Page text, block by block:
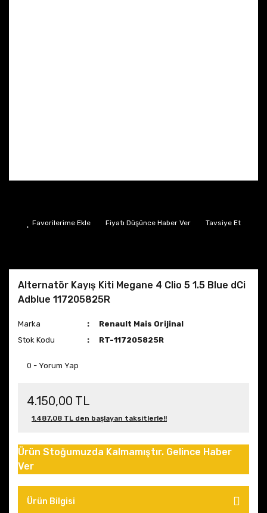
Fiyatı Düşünce Haber Ver Tavsiye Et
Alternatör Kayış Kiti Megane 4 Clio 5 1.5 Blue dCi
Adblue 117205825R
Marka
Renault Mais Orijinal
Stok Kodu
RT-117205825R
0 - Yorum Yap
4.150,00 TL
1.487,08 TL den başlayan taksitlerle!!
Ürün Stoğumuzda Kalmamıştır. Gelince Haber
Ver
Ürün Bilgisi